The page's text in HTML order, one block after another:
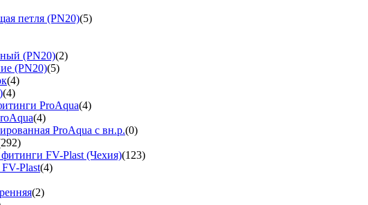
петля (PN20)(5)
(PN20)(2)
(PN20)(5)
(4)
(4)
ProAqua(4)
(4)
ProAqua с вн.р.(0)
FV-Plast (Чехия)(123)
Plast(4)
(2)